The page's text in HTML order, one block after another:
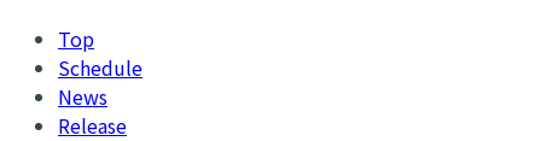
Top
Schedule
News
Release